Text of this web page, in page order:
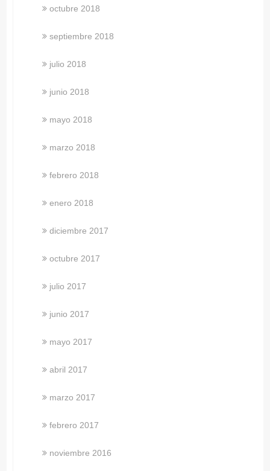
octubre 2018
septiembre 2018
julio 2018
junio 2018
mayo 2018
marzo 2018
febrero 2018
enero 2018
diciembre 2017
octubre 2017
julio 2017
junio 2017
mayo 2017
abril 2017
marzo 2017
febrero 2017
noviembre 2016